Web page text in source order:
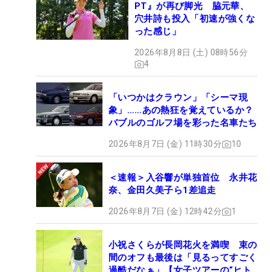
PT』が再び脚光 脇元華、
穴井詩も投入「初速が強くな
った感じ」
2026年8月8日 (土) 08時56分
4
「いつかはクラウン」「シーマ現
象」……あの熱狂を覚えているか？
バブルのゴルフ場を彩った名車たち
2026年8月7日 (金) 11時30分 10
＜速報＞入谷響が単独首位 永井花
奈、金田久美子ら1差追走
2026年8月7日 (金) 12時42分 1
小祝さくらが長岡花火を満喫 束の
間のオフも最後は「見るってすごく